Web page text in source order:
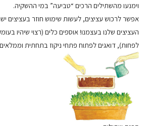
וימנעו מהשתילים הרכים “טביעה” במי ההשקיה.
אפשר לרכוש עציצים, לעשות שימוש חוזר בעציצים
לפחות), דואגים לפתוח פתחי ניקוז בתחתית